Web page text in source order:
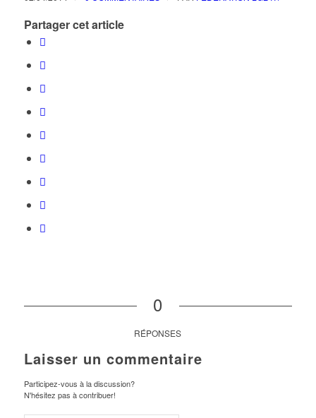
Partager cet article
0
RÉPONSES
Laisser un commentaire
Participez-vous à la discussion?
N'hésitez pas à contribuer!